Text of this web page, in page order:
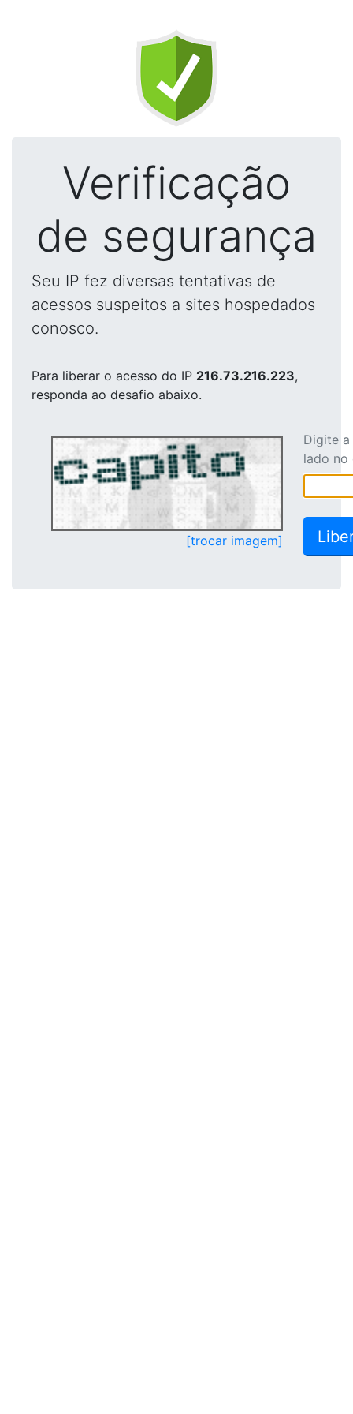
Verificação
de segurança
Seu IP fez diversas tentativas de
acessos suspeitos a sites hospedados
conosco.
Para liberar o acesso do IP 216.73.216.223,
responda ao desafio abaixo.
[trocar imagem]
Digite
lado no